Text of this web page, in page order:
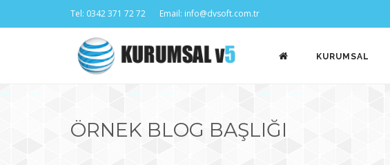
Tel: 0342 371 72 72 Email: info@dvsoft.com.tr
KURUMSAL
ÖRNEK BLOG BAŞLIĞI